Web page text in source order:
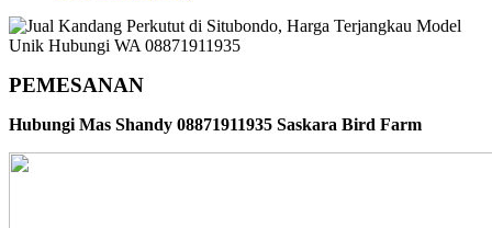
PEMESANAN
Hubungi Mas Shandy 08871911935 Saskara Bird Farm